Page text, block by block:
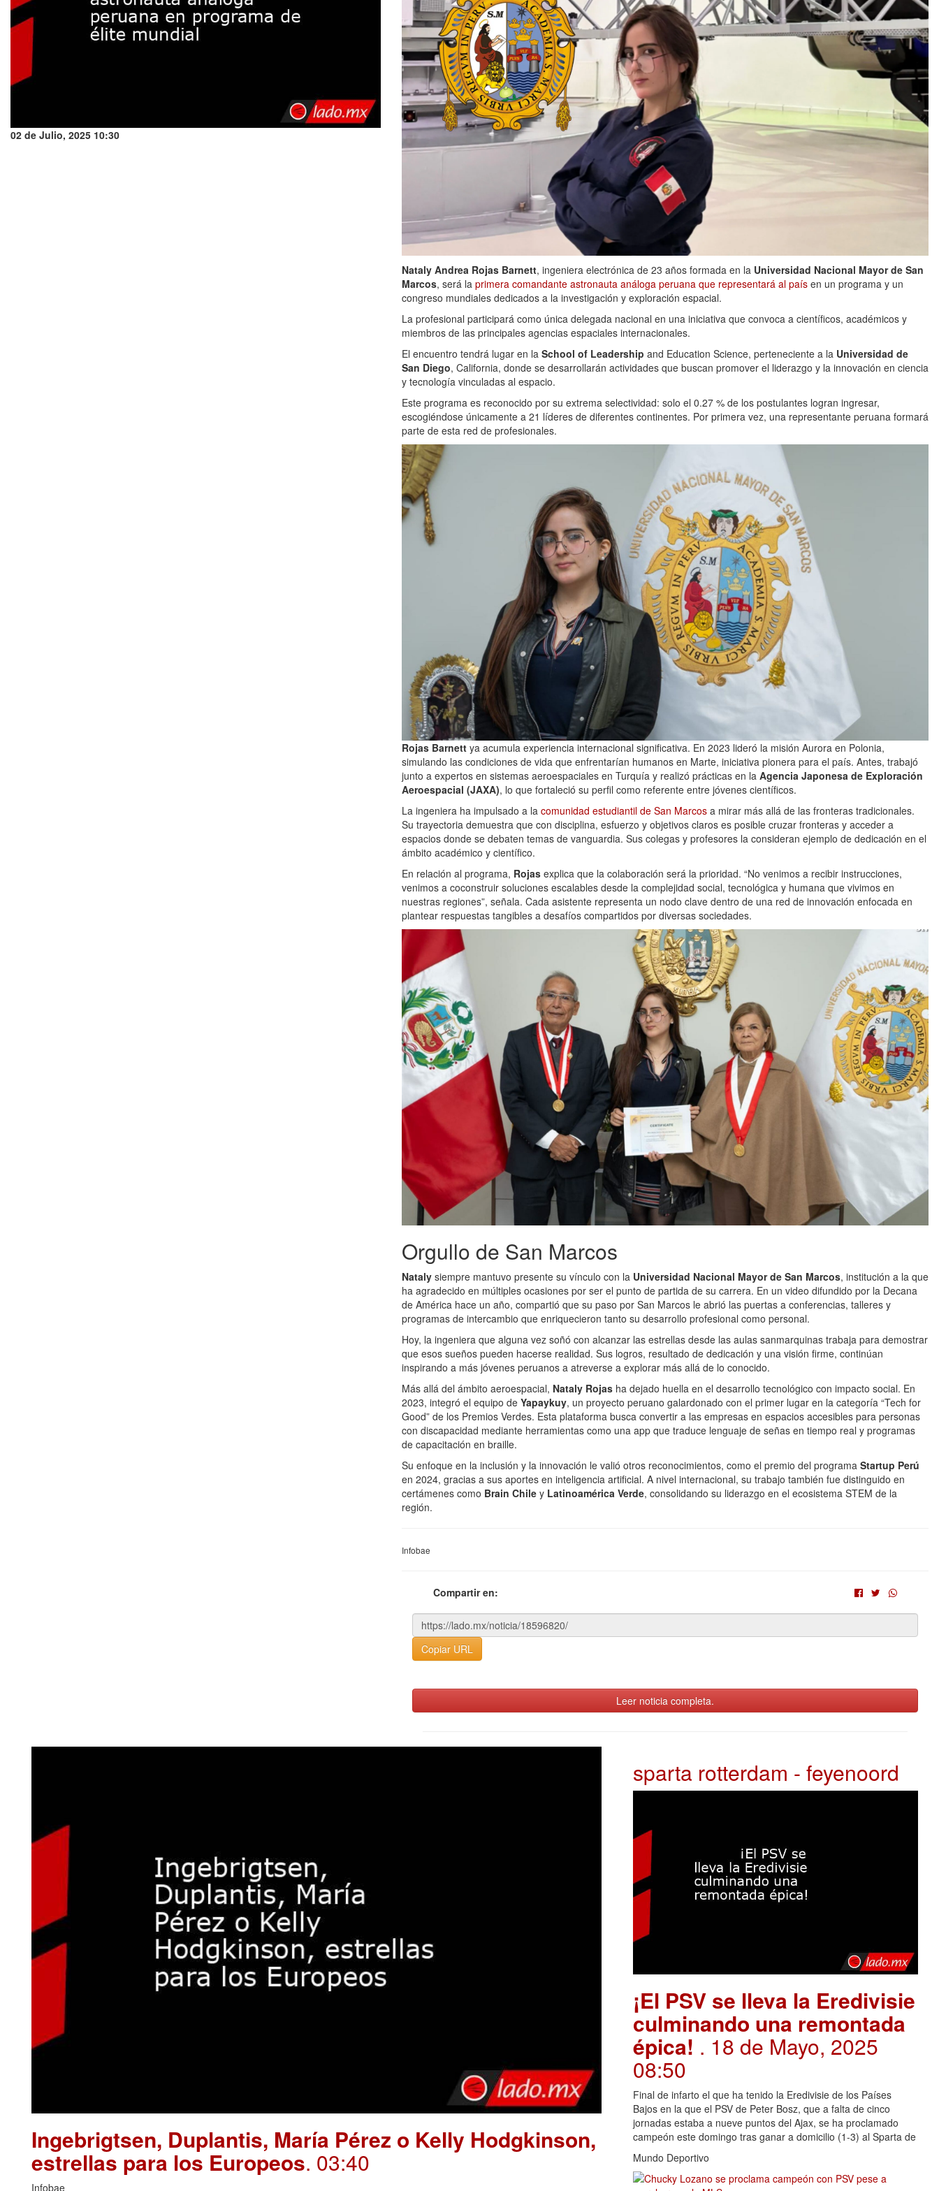
02 de Julio, 2025 10:30
Nataly Andrea Rojas Barnett, ingeniera electrónica de 23 años formada en la Universidad Nacional Mayor de San
Marcos, será la primera comandante astronauta análoga peruana que representará al país en un programa y un
congreso mundiales dedicados a la investigación y exploración espacial.
La profesional participará como única delegada nacional en una iniciativa que convoca a científicos, académicos y
miembros de las principales agencias espaciales internacionales.
El encuentro tendrá lugar en la School of Leadership and Education Science, perteneciente a la Universidad de
San Diego, California, donde se desarrollarán actividades que buscan promover el liderazgo y la innovación en ciencia
y tecnología vinculadas al espacio.
Este programa es reconocido por su extrema selectividad: solo el 0.27 % de los postulantes logran ingresar,
escogiéndose únicamente a 21 líderes de diferentes continentes. Por primera vez, una representante peruana formará
parte de esta red de profesionales.
Rojas Barnett ya acumula experiencia internacional significativa. En 2023 lideró la misión Aurora en Polonia,
simulando las condiciones de vida que enfrentarían humanos en Marte, iniciativa pionera para el país. Antes, trabajó
junto a expertos en sistemas aeroespaciales en Turquía y realizó prácticas en la Agencia Japonesa de Exploración
Aeroespacial (JAXA), lo que fortaleció su perfil como referente entre jóvenes científicos.
La ingeniera ha impulsado a la comunidad estudiantil de San Marcos a mirar más allá de las fronteras tradicionales.
Su trayectoria demuestra que con disciplina, esfuerzo y objetivos claros es posible cruzar fronteras y acceder a
espacios donde se debaten temas de vanguardia. Sus colegas y profesores la consideran ejemplo de dedicación en el
ámbito académico y científico.
En relación al programa, Rojas explica que la colaboración será la prioridad. “No venimos a recibir instrucciones,
venimos a coconstruir soluciones escalables desde la complejidad social, tecnológica y humana que vivimos en
nuestras regiones”, señala. Cada asistente representa un nodo clave dentro de una red de innovación enfocada en
plantear respuestas tangibles a desafíos compartidos por diversas sociedades.
Orgullo de San Marcos
Nataly siempre mantuvo presente su vínculo con la Universidad Nacional Mayor de San Marcos, institución a la que
ha agradecido en múltiples ocasiones por ser el punto de partida de su carrera. En un video difundido por la Decana
de América hace un año, compartió que su paso por San Marcos le abrió las puertas a conferencias, talleres y
programas de intercambio que enriquecieron tanto su desarrollo profesional como personal.
Hoy, la ingeniera que alguna vez soñó con alcanzar las estrellas desde las aulas sanmarquinas trabaja para demostrar
que esos sueños pueden hacerse realidad. Sus logros, resultado de dedicación y una visión firme, continúan
inspirando a más jóvenes peruanos a atreverse a explorar más allá de lo conocido.
Más allá del ámbito aeroespacial, Nataly Rojas ha dejado huella en el desarrollo tecnológico con impacto social. En
2023, integró el equipo de Yapaykuy, un proyecto peruano galardonado con el primer lugar en la categoría “Tech for
Good” de los Premios Verdes. Esta plataforma busca convertir a las empresas en espacios accesibles para personas
con discapacidad mediante herramientas como una app que traduce lenguaje de señas en tiempo real y programas
de capacitación en braille.
Su enfoque en la inclusión y la innovación le valió otros reconocimientos, como el premio del programa Startup Perú
en 2024, gracias a sus aportes en inteligencia artificial. A nivel internacional, su trabajo también fue distinguido en
certámenes como Brain Chile y Latinoamérica Verde, consolidando su liderazgo en el ecosistema STEM de la
región.
Infobae
Compartir en:
Copiar URL
Leer noticia completa.
Ingebrigtsen, Duplantis, María Pérez o Kelly Hodgkinson,
estrellas para los Europeos. 03:40
Infobae
sparta rotterdam - feyenoord
¡El PSV se lleva la Eredivisie
culminando una remontada
épica! . 18 de Mayo, 2025
08:50
Final de infarto el que ha tenido la Eredivisie de los Países
Bajos en la que el PSV de Peter Bosz, que a falta de cinco
jornadas estaba a nueve puntos del Ajax, se ha proclamado
campeón este domingo tras ganar a domicilio (1-3) al Sparta de
Mundo Deportivo